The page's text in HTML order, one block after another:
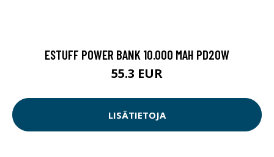
ESTUFF POWER BANK 10.000 MAH PD20W
55.3 EUR
LISÄTIETOJA